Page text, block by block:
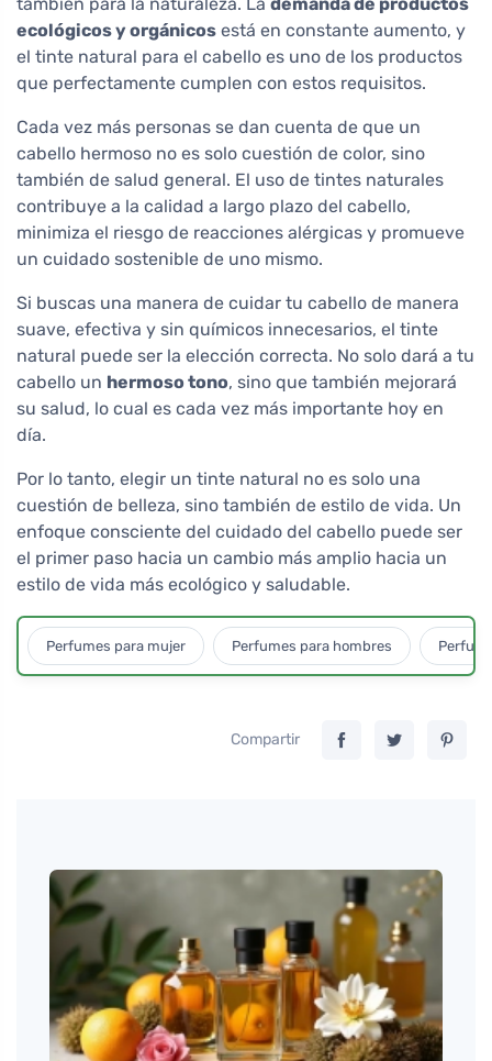
también para la naturaleza. La demanda de productos
ecológicos y orgánicos está en constante aumento, y
el tinte natural para el cabello es uno de los productos
que perfectamente cumplen con estos requisitos.
Cada vez más personas se dan cuenta de que un
cabello hermoso no es solo cuestión de color, sino
también de salud general. El uso de tintes naturales
contribuye a la calidad a largo plazo del cabello,
minimiza el riesgo de reacciones alérgicas y promueve
un cuidado sostenible de uno mismo.
Si buscas una manera de cuidar tu cabello de manera
suave, efectiva y sin químicos innecesarios, el tinte
natural puede ser la elección correcta. No solo dará a tu
cabello un hermoso tono, sino que también mejorará
su salud, lo cual es cada vez más importante hoy en
día.
Por lo tanto, elegir un tinte natural no es solo una
cuestión de belleza, sino también de estilo de vida. Un
enfoque consciente del cuidado del cabello puede ser
el primer paso hacia un cambio más amplio hacia un
estilo de vida más ecológico y saludable.
Perfumes para mujer Perfumes para hombres
Compartir